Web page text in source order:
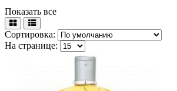
Показать все
Сортировка:
На странице: